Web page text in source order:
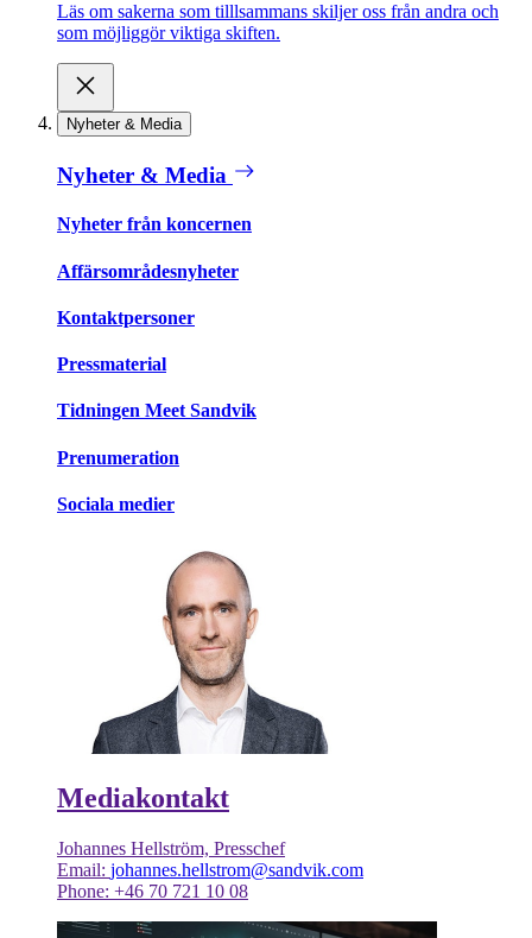
Läs om sakerna som tilllsammans skiljer oss från andra och
som möjliggör viktiga skiften.
Nyheter & Media
Nyheter & Media
Nyheter från koncernen
Affärsområdesnyheter
Kontaktpersoner
Pressmaterial
Tidningen Meet Sandvik
Prenumeration
Sociala medier
Mediakontakt
Johannes Hellström, Presschef
Email: johannes.hellstrom@sandvik.com
Phone: +46 70 721 10 08